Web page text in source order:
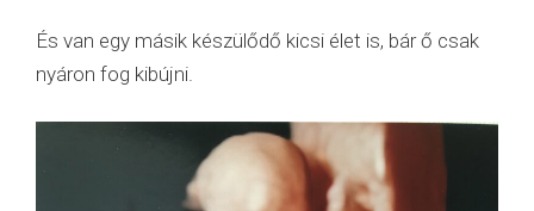
És van egy másik készülődő kicsi élet is, bár ő csak
nyáron fog kibújni.